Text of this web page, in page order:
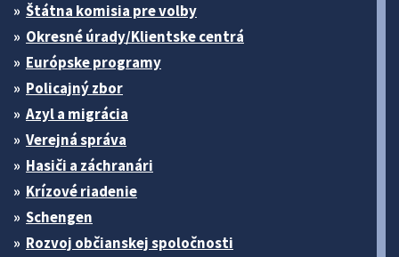
Štátna komisia pre volby
Okresné úrady/Klientske centrá
Európske programy
Policajný zbor
Azyl a migrácia
Verejná správa
Hasiči a záchranári
Krízové riadenie
Schengen
Rozvoj občianskej spoločnosti